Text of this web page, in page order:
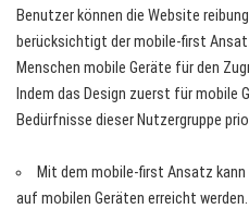
Benutzer können die Website
berücksichtigt der mobile-first
Menschen mobile Geräte für den
Indem das Design zuerst für mobile
Bedürfnisse dieser Nutzergruppe
Mit dem mobile-first Ansatz
auf mobilen Geräten erreicht werden.